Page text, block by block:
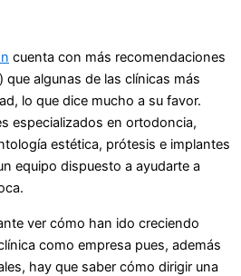
cuenta con más recomendaciones
algunas de las clínicas más
lo que dice mucho a su favor.
especializados en ortodoncia,
estética, prótesis e implantes
equipo dispuesto a ayudarte a
ver cómo han ido creciendo
como empresa pues, además
hay que saber cómo dirigir una